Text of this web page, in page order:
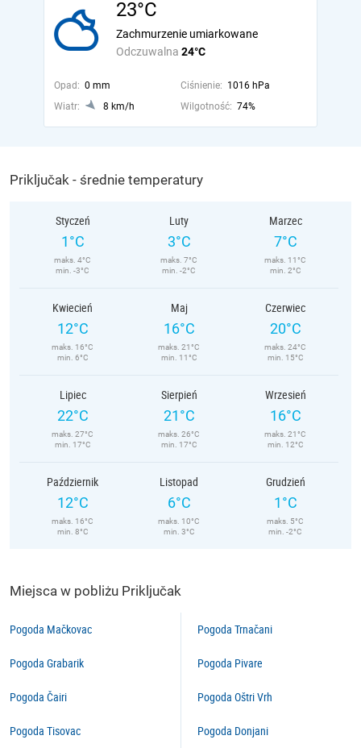
23°C
Odczuwalna 24°C
Zachmurzenie umiarkowane
Opad: 0 mm Ciśnienie: 1016 hPa
Wiatr:
8 km/h Wilgotność: 74%
Priključak - średnie temperatury
Styczeń
1°C
maks. 4°C
min. -3°C
Luty
3°C
maks. 7°C
min. -2°C
Marzec
7°C
maks. 11°C
min. 2°C
Kwiecień
12°C
maks. 16°C
min. 6°C
Maj
16°C
maks. 21°C
min. 11°C
Czerwiec
20°C
maks. 24°C
min. 15°C
Lipiec
22°C
maks. 27°C
min. 17°C
Sierpień
21°C
maks. 26°C
min. 17°C
Wrzesień
16°C
maks. 21°C
min. 12°C
Październik
12°C
maks. 16°C
min. 8°C
Listopad
6°C
maks. 10°C
min. 3°C
Grudzień
1°C
maks. 5°C
min. -2°C
Miejsca w pobliżu Priključak
Pogoda Mačkovac
Pogoda Grabarik
Pogoda Čairi
Pogoda Tisovac
Pogoda Trnačani
Pogoda Pivare
Pogoda Oštri Vrh
Pogoda Donjani